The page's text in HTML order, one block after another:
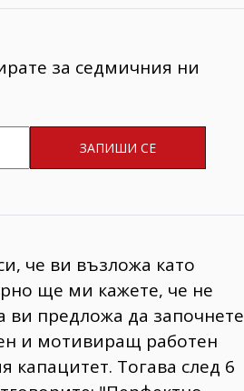
за седмичния ни
че ви възложа като
ще ми кажете, че не
предложа да започнете
и мотивиращ работен
капацитет. Тогава след 6